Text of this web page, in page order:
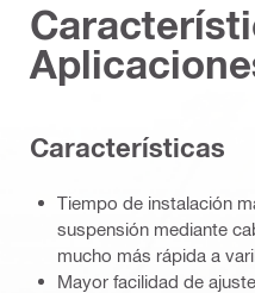
Características
Tiempo de instalación
suspensión mediante
mucho más rápida a
Mayor facilidad de